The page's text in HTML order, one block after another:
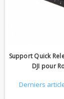
Support Quick
DJI pour
Derniers